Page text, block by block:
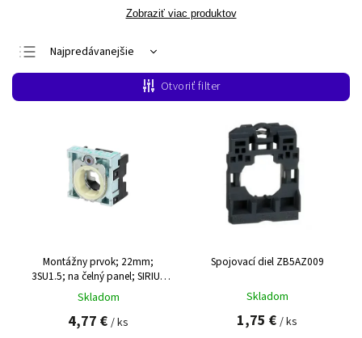
Zobraziť viac produktov
Najpredávanejšie
Najlacnejšie
Najdrahšie
Otvoriť filter
Montážny prvok; 22mm;
3SU1.5; na čelný panel; SIRIUS
ACT, 3SU1550-0BA10-0AA0
Skladom
4,77 € / ks
Spojovací diel ZB5AZ009
Skladom
1,75 € / ks